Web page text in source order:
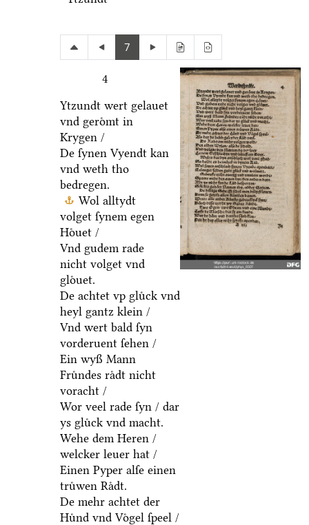
7
4
Ytzundt wert gelauet
vnd geroͤmt in
Krygen /
De ſynen Vyendt kan
vnd weth tho
bedregen.
Wol alltydt
volget ſynem egen
Hoͤuet /
Vnd gudem rade
nicht volget vnd
gloͤuet.
De achtet vp gluͤck vnd
heyl gantz klein /
Vnd wert bald ſyn
vorderuent ſehen /
Ein wyß Mann
Fruͤndes raͤdt nicht
voracht /
Wor veel rade ſyn / dar
ys gluͤck vnd macht.
Wehe dem Heren /
welcker leuer hat /
Einen Pyper alſe einen
truͤwen Raͤdt.
De mehr achtet der
Huͤnd vnd Voͤgel ſpeel /